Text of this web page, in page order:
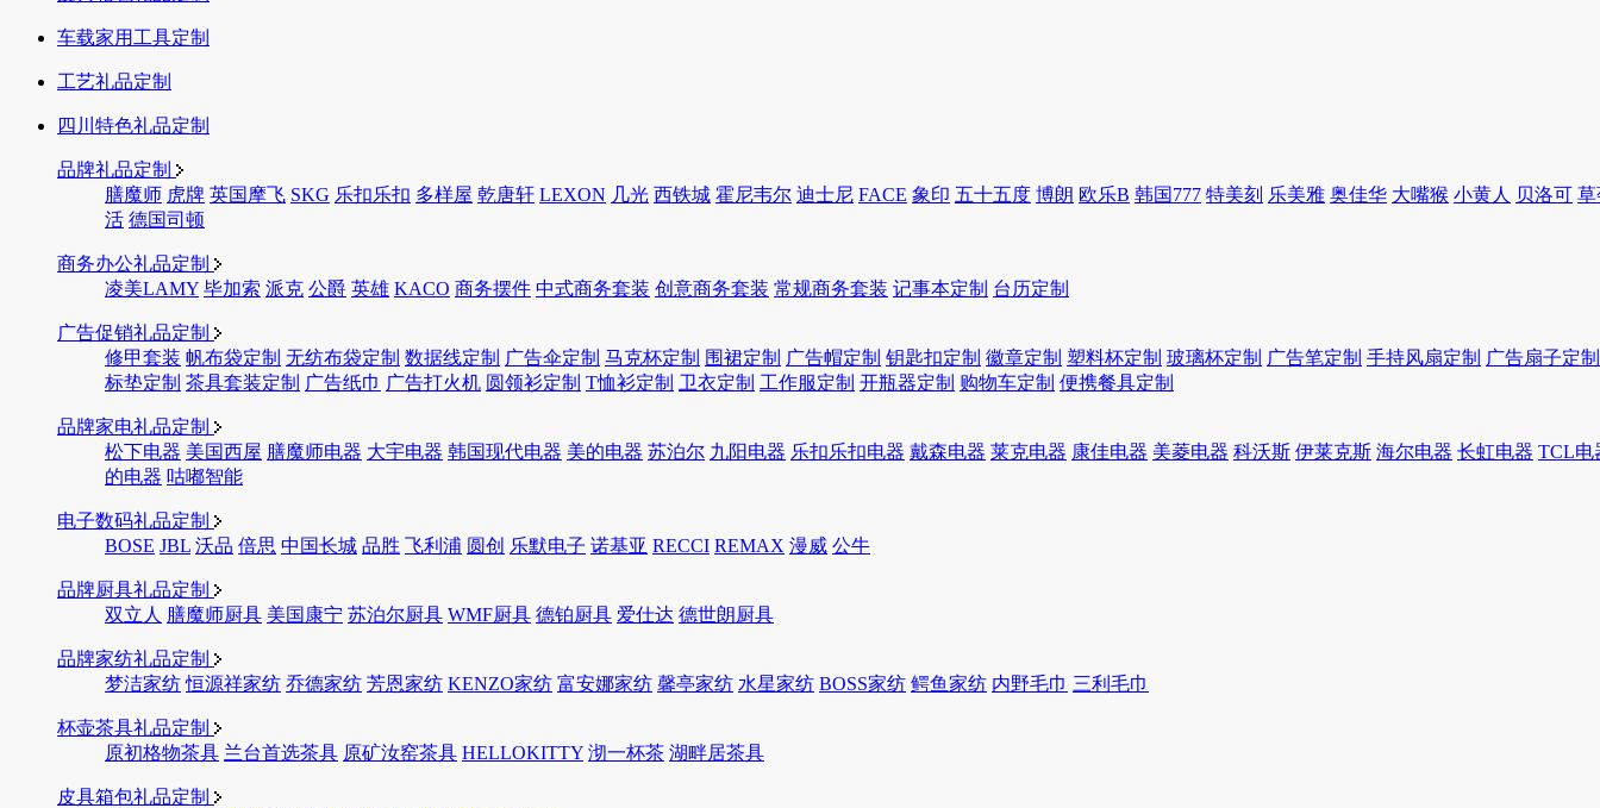
车载家用工具定制
工艺礼品定制
四川特色礼品定制
品牌礼品定制
膳魔师 虎牌 英国摩飞 SKG 乐扣乐扣 多样屋 乾唐轩 LEXON 几光 西铁城 霍尼韦尔 迪士尼 FACE 象印 五十五度 博朗 欧乐B 韩国777 特美刻 乐美雅 奥佳华 大嘴猴 小黄人 贝洛可 草
活 德国司顿
商务办公礼品定制
凌美LAMY 毕加索 派克 公爵 英雄 KACO 商务摆件 中式商务套装 创意商务套装 常规商务套装 记事本定制 台历定制
广告促销礼品定制
修甲套装 帆布袋定制 无纺布袋定制 数据线定制 广告伞定制 马克杯定制 围裙定制 广告帽定制 钥匙扣定制 徽章定制 塑料杯定制 玻璃杯定制 广告笔定制 手持风扇定制 广告扇子定制
标垫定制 茶具套装定制 广告纸巾 广告打火机 圆领衫定制 T恤衫定制 卫衣定制 工作服定制 开瓶器定制 购物车定制 便携餐具定制
品牌家电礼品定制
松下电器 美国西屋 膳魔师电器 大宇电器 韩国现代电器 美的电器 苏泊尔 九阳电器 乐扣乐扣电器 戴森电器 莱克电器 康佳电器 美菱电器 科沃斯 伊莱克斯 海尔电器 长虹电器 TCL电
的电器 咕嘟智能
电子数码礼品定制
BOSE JBL 沃品 倍思 中国长城 品胜 飞利浦 圆创 乐默电子 诺基亚 RECCI REMAX 漫威 公牛
品牌厨具礼品定制
双立人 膳魔师厨具 美国康宁 苏泊尔厨具 WMF厨具 德铂厨具 爱仕达 德世朗厨具
品牌家纺礼品定制
梦洁家纺 恒源祥家纺 乔德家纺 芳恩家纺 KENZO家纺 富安娜家纺 馨亭家纺 水星家纺 BOSS家纺 鳄鱼家纺 内野毛巾 三利毛巾
杯壶茶具礼品定制
原初格物茶具 兰台首选茶具 原矿汝窑茶具 HELLOKITTY 沏一杯茶 湖畔居茶具
皮具箱包礼品定制